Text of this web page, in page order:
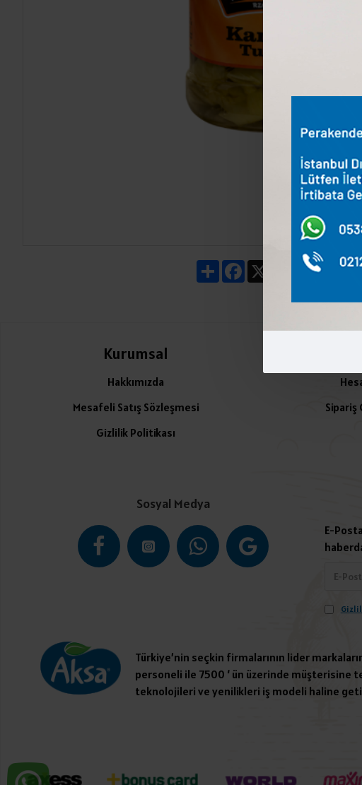
ShareFacebook Pinterest
Kurumsal
Hakkımızda
Mesafeli Satış Sözleşmesi
Gizlilik Politikası
Sipariş
Sosyal Medya
E-
Türkiye’nin seçkin firmalarının lider
personeli ile 7500 ‘ ün üzerinde
teknolojileri ve yenilikleri iş modeli haline